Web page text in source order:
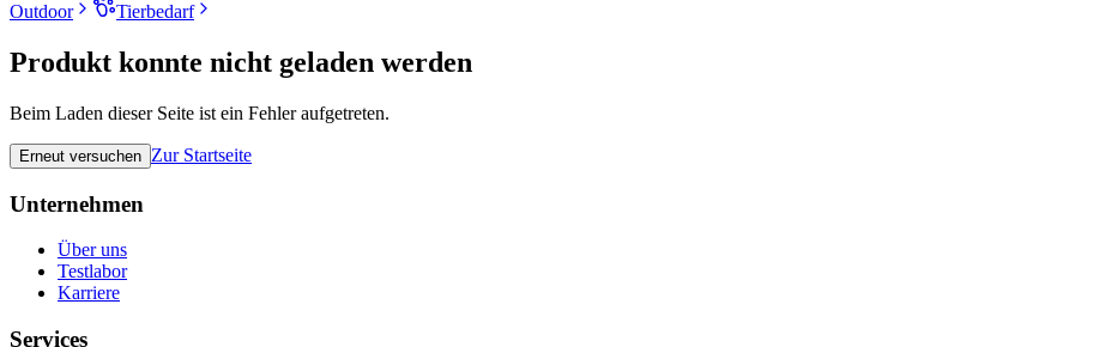
Outdoor
Tierbedarf
Produkt konnte nicht geladen werden
Beim Laden dieser Seite ist ein Fehler aufgetreten.
Erneut versuchen Zur Startseite
Unternehmen
Über uns
Testlabor
Karriere
Services